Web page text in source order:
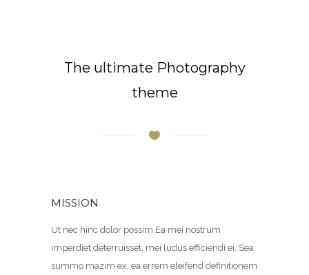
The ultimate Photography
theme
MISSION
Ut nec hinc dolor possim.Ea mei nostrum
imperdiet deterruisset, mei ludus efficiendi ei. Sea
summo mazim ex, ea errem eleifend definitionem